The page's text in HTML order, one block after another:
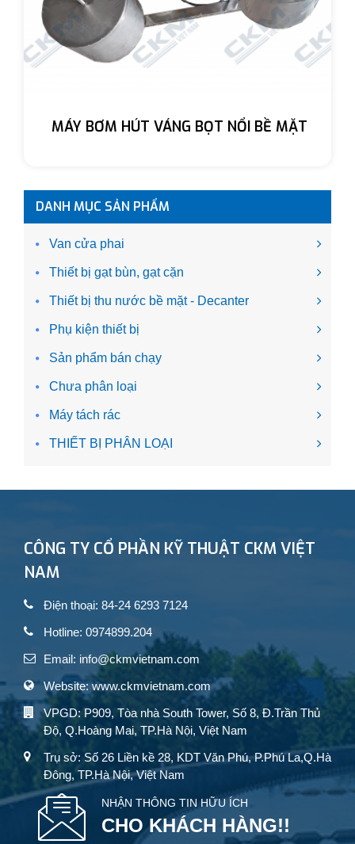
MÁY BƠM HÚT VÁNG BỌT NỔI BỀ MẶT
DANH MỤC SẢN PHẨM
Van cửa phai
Thiết bị gạt bùn, gạt cặn
Thiết bị thu nước bề mặt - Decanter
Phụ kiện thiết bị
Sản phẩm bán chạy
Chưa phân loại
Máy tách rác
THIẾT BỊ PHÂN LOẠI
CÔNG TY CỔ PHẦN KỸ THUẬT CKM VIỆT
NAM
Điện thoại: 84-24 6293 7124
Hotline: 0974899.204
Email: info@ckmvietnam.com
Website: www.ckmvietnam.com
VPGD: P909, Tòa nhà South Tower, Số 8, Đ.Trần Thủ
Độ, Q.Hoàng Mai, TP.Hà Nội, Việt Nam
Trụ sở: Số 26 Liền kề 28, KDT Văn Phú, P.Phú La,Q.Hà
Đông, TP.Hà Nội, Việt Nam
NHẬN THÔNG TIN HỮU ÍCH
CHO KHÁCH HÀNG!!